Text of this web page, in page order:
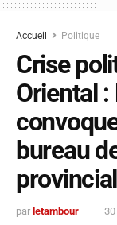
Accueil Politique
Crise
Oriental :
bureau
par letambour